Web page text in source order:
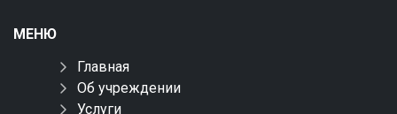
МЕНЮ
Главная
Об учреждении
Услуги